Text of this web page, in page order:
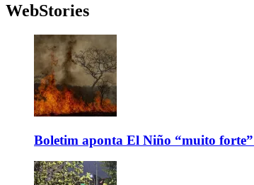
WebStories
Boletim aponta El Niño “muito